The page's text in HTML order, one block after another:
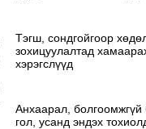
Тэгш, сондгойгоор
зохицуулалтад
хэрэгслүүд
Анхаарал, болгоомжгүй
гол, усанд эндэх